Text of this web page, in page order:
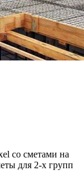
со сметами на
для 2-х групп